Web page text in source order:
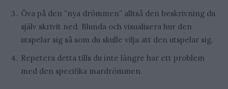
Öva på den ”nya drömmen” alltså den beskrivning du
själv skrivit ned. Blunda och visualisera hur den
utspelar sig så som du skulle vilja att den utspelar sig.
Repetera detta tills du inte längre har ett problem
med den specifika mardrömmen.